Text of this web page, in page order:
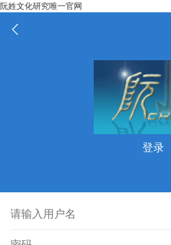
阮姓文化研究唯一官网
登录